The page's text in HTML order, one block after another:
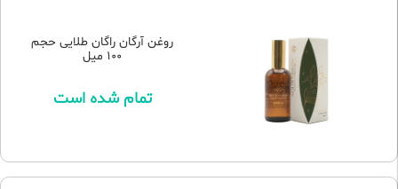
روغن آرگان راگان طلایی حجم
100 میل
تمام شده است